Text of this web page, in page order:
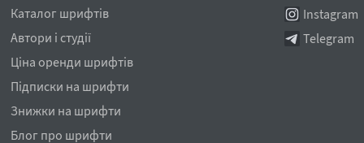
Каталог шрифтів
Автори і студії
Ціна оренди шрифтів
Підписки на шрифти
Знижки на шрифти
Блог про шрифти
Instagram
Telegram